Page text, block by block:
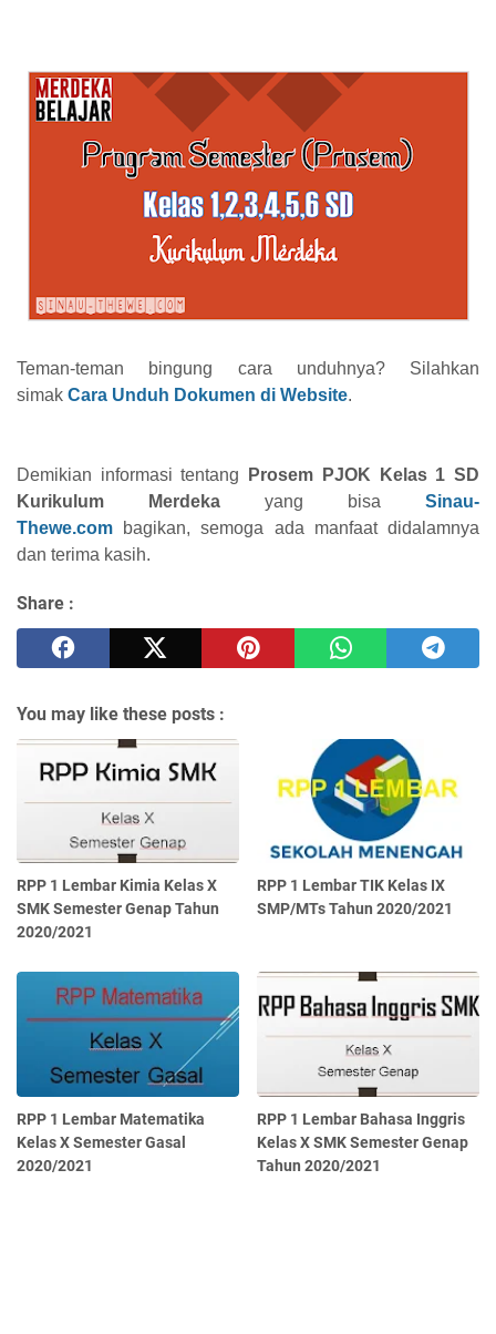
Teman-teman bingung cara unduhnya? Silahkan
simak Cara Unduh Dokumen di Website.
Demikian informasi tentang
Prosem PJOK Kelas 1 SD
Kurikulum Merdeka yang bisa Sinau-
Thewe.com bagikan, semoga ada manfaat didalamnya
dan terima kasih.
Share :
You may like these posts :
RPP 1 Lembar Kimia Kelas X
SMK Semester Genap Tahun
2020/2021
RPP 1 Lembar TIK Kelas IX
SMP/MTs Tahun 2020/2021
RPP 1 Lembar Matematika
Kelas X Semester Gasal
2020/2021
RPP 1 Lembar Bahasa Inggris
Kelas X SMK Semester Genap
Tahun 2020/2021